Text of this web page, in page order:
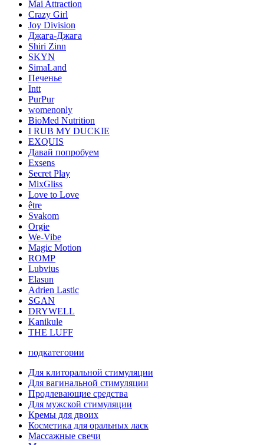
Mai Attraction
Crazy Girl
Joy Division
Джага-Джага
Shiri Zinn
SKYN
SimaLand
Печенье
Intt
PurPur
womenonly
BioMed Nutrition
I RUB MY DUCKIE
EXQUIS
Давай попробуем
Exsens
Secret Play
MixGliss
Love to Love
être
Svakom
Orgie
We-Vibe
Magic Motion
ROMP
Lubvius
Elasun
Adrien Lastic
SGAN
DRYWELL
Kanikule
THE LUFF
подкатегории
Для клиторальной стимуляции
Для вагинальной стимуляции
Продлевающие средства
Для мужской стимуляции
Кремы для двоих
Косметика для оральных ласк
Массажные свечи